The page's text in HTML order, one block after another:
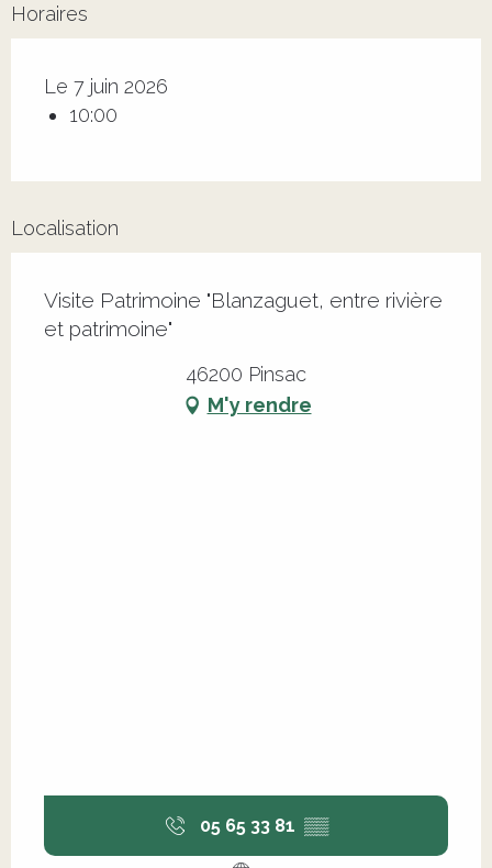
Horaires
Le 7 juin 2026
10:00
Localisation
Visite Patrimoine "Blanzaguet, entre rivière
et patrimoine"
46200 Pinsac
M'y rendre
05 65 33 81 ▒▒